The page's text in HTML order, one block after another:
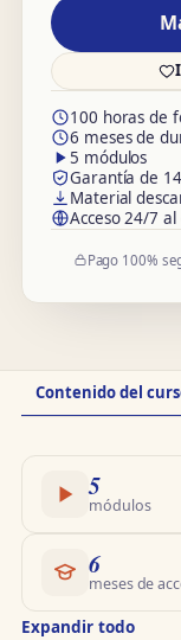
100 horas de
6 meses de
5 módulos
Garantía de
Material
Acceso 24/7
Pago 100%
del
Contenido del
5
módulos
6
meses de
Expandir todo